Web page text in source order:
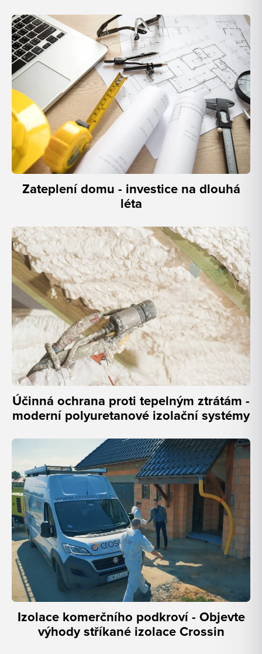
Zateplení domu - investice na dlouhá
léta
Účinná ochrana proti tepelným ztrátám -
moderní polyuretanové izolační systémy
Izolace komerčního podkroví - Objevte
výhody stříkané izolace Crossin